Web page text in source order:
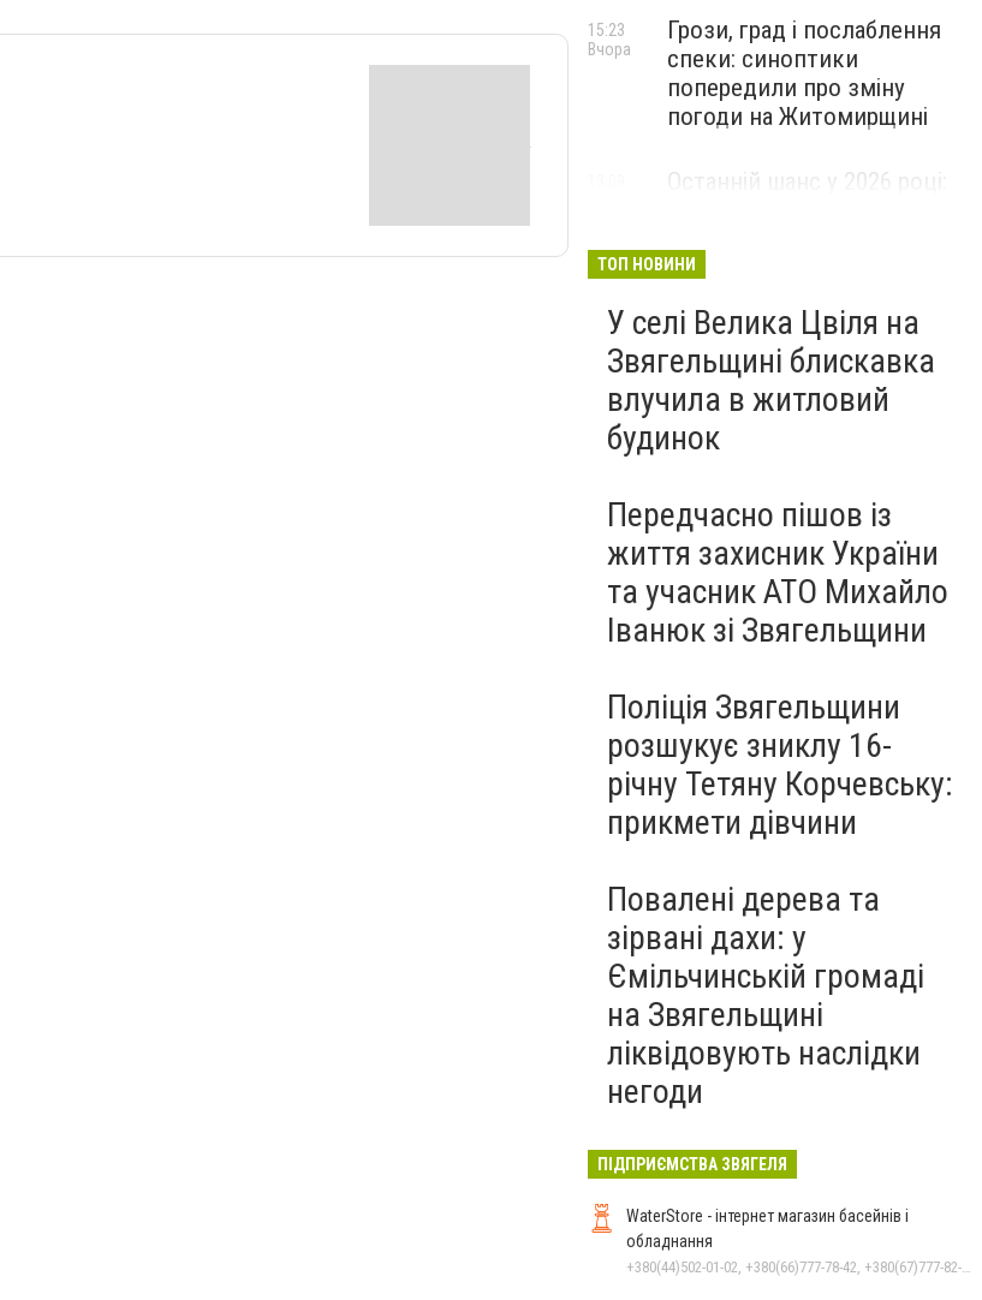
Грози, град і послаблення
спеки: синоптики
попередили про зміну
погоди на Житомирщині
15:23
Вчора
Останній шанс у 2026 році:
майбутніх водійок автобусів
ТОП НОВИНИ
У селі Велика Цвіля на
Звягельщині блискавка
влучила в житловий
будинок
Передчасно пішов із
життя захисник України
та учасник АТО Михайло
Іванюк зі Звягельщини
Поліція Звягельщини
розшукує зниклу 16-
річну Тетяну Корчевську:
прикмети дівчини
Повалені дерева та
зірвані дахи: у
Ємільчинській громаді
на Звягельщині
ліквідовують наслідки
негоди
ПІДПРИЄМСТВА ЗВЯГЕЛЯ
WaterStore - інтернет магазин басейнів і
обладнання
+380(44)502-01-02, +380(66)777-78-42, +380(67)777-82-19, +380(67)890-80-80, +380(73)890-80-80, +380(44)502-01-03